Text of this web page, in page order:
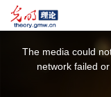
The media could
network failed